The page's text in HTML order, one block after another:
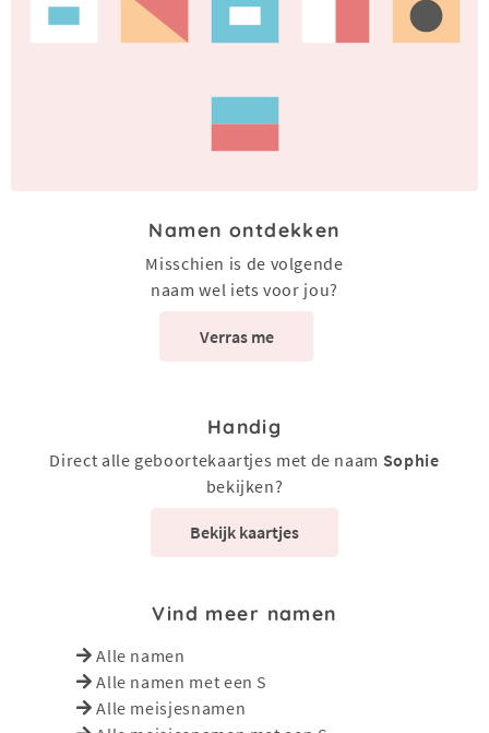
Namen ontdekken
Misschien is de volgende
naam wel iets voor jou?
Verras me
Handig
Direct alle geboortekaartjes met de naam Sophie
bekijken?
Bekijk kaartjes
Vind meer namen
Alle namen
Alle namen met een S
Alle meisjesnamen